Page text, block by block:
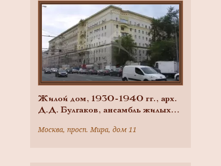
Жилой дом, 1930-1940 гг., арх.
Д.Д. Булгаков, ансамбль жилых
Москва, просп. Мира, дом 11